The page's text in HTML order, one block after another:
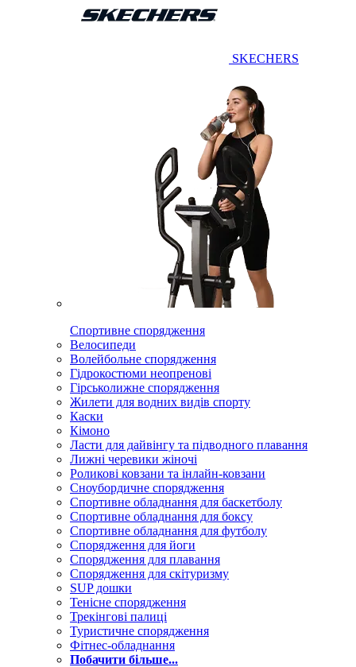
SKECHERS
Спортивне спорядження
Велосипеди
Волейбольне спорядження
Гідрокостюми неопренові
Гірськолижне спорядження
Жилети для водних видів спорту
Каски
Кімоно
Ласти для дайвінгу та підводного плавання
Лижні черевики жіночі
Роликові ковзани та інлайн-ковзани
Сноубордичне спорядження
Спортивне обладнання для баскетболу
Спортивне обладнання для боксу
Спортивне обладнання для футболу
Спорядження для йоги
Спорядження для плавання
Спорядження для скітуризму
SUP дошки
Тенісне спорядження
Трекінгові палиці
Туристичне спорядження
Фітнес-обладнання
Побачити більше...